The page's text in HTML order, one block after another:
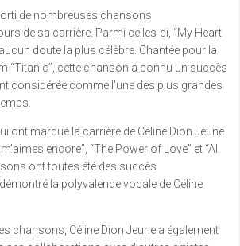
de nombreuses chansons
de sa carrière. Parmi celles-ci, “My Heart
doute la plus célèbre. Chantée pour la
“Titanic”, cette chanson a connu un succès
considérée comme l’une des plus grandes
ont marqué la carrière de Céline Dion Jeune
encore”, “The Power of Love” et “All
ont toutes été des succès
la polyvalence vocale de Céline
chansons, Céline Dion Jeune a également